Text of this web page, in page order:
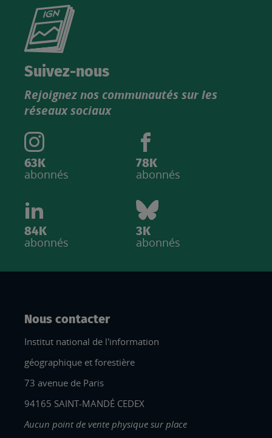
Consultez
catalogue
IGN
Suivez-nous
Rejoignez nos communautés sur les
réseaux sociaux
63K
abonnés
78K
abonnés
84K
abonnés
3K
abonnés
Nous contacter
Institut national de l'information
géographique et forestière
73 avenue de Paris
94165 SAINT-MANDÉ CEDEX
Aucun point de vente physique sur place